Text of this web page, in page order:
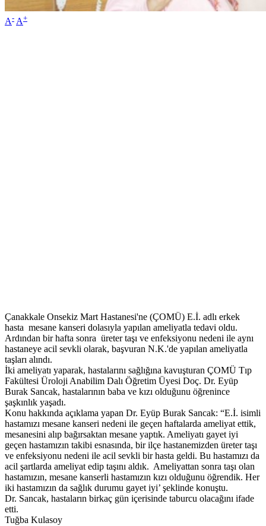
A- A+
Çanakkale Onsekiz Mart Hastanesi'ne (ÇOMÜ) E.İ. adlı erkek
hasta mesane kanseri dolasıyla yapılan ameliyatla tedavi oldu.
Ardından bir hafta sonra üreter taşı ve enfeksiyonu nedeni ile aynı
hastaneye acil sevkli olarak, başvuran N.K.'de yapılan ameliyatla
taşları alındı.
İki ameliyatı yaparak, hastalarını sağlığına kavuşturan ÇOMÜ Tıp
Fakültesi Üroloji Anabilim Dalı Öğretim Üyesi Doç. Dr. Eyüp
Burak Sancak, hastalarının baba ve kızı olduğunu öğrenince
şaşkınlık yaşadı.
Konu hakkında açıklama yapan Dr. Eyüp Burak Sancak: “E.İ. isimli
hastamızı mesane kanseri nedeni ile geçen haftalarda ameliyat ettik,
mesanesini alıp bağırsaktan mesane yaptık. Ameliyatı gayet iyi
geçen hastamızın takibi esnasında, bir ilçe hastanemizden üreter taşı
ve enfeksiyonu nedeni ile acil sevkli bir hasta geldi. Bu hastamızı da
acil şartlarda ameliyat edip taşını aldık. Ameliyattan sonra taşı olan
hastamızın, mesane kanserli hastamızın kızı olduğunu öğrendik. Her
iki hastamızın da sağlık durumu gayet iyi’ şeklinde konuştu.
Dr. Sancak, hastaların birkaç gün içerisinde taburcu olacağını ifade
etti.
Tuğba Kulasoy